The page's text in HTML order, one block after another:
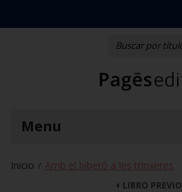
Menu
Inicio / Amb el biberó a les trinxeres
LIBRO PREVIO